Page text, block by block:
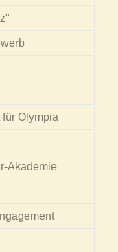
Olympia
Akademie